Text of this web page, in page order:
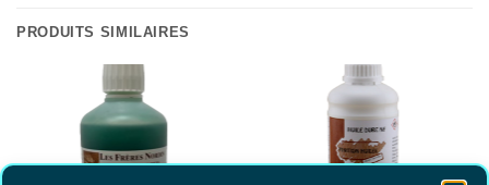
PRODUITS SIMILAIRES